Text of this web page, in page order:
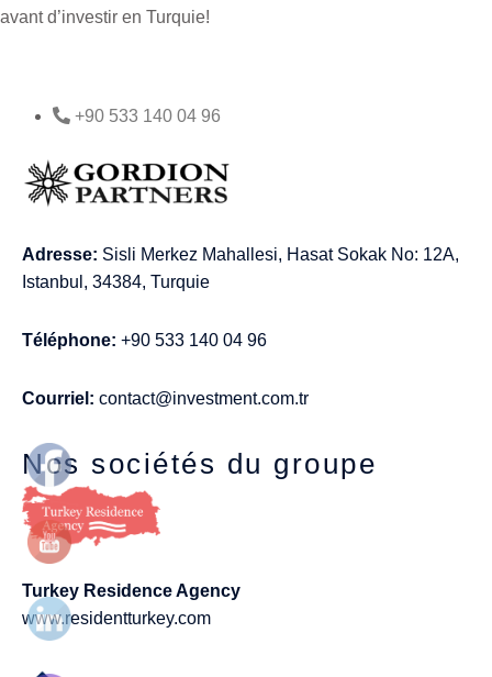
avant d’investir en Turquie!
+90 533 140 04 96
Adresse: Sisli Merkez Mahallesi, Hasat Sokak No: 12A,
Istanbul, 34384, Turquie
Téléphone: +90 533 140 04 96
Courriel: contact@investment.com.tr
Nos sociétés du groupe
Turkey Residence Agency
www.residentturkey.com